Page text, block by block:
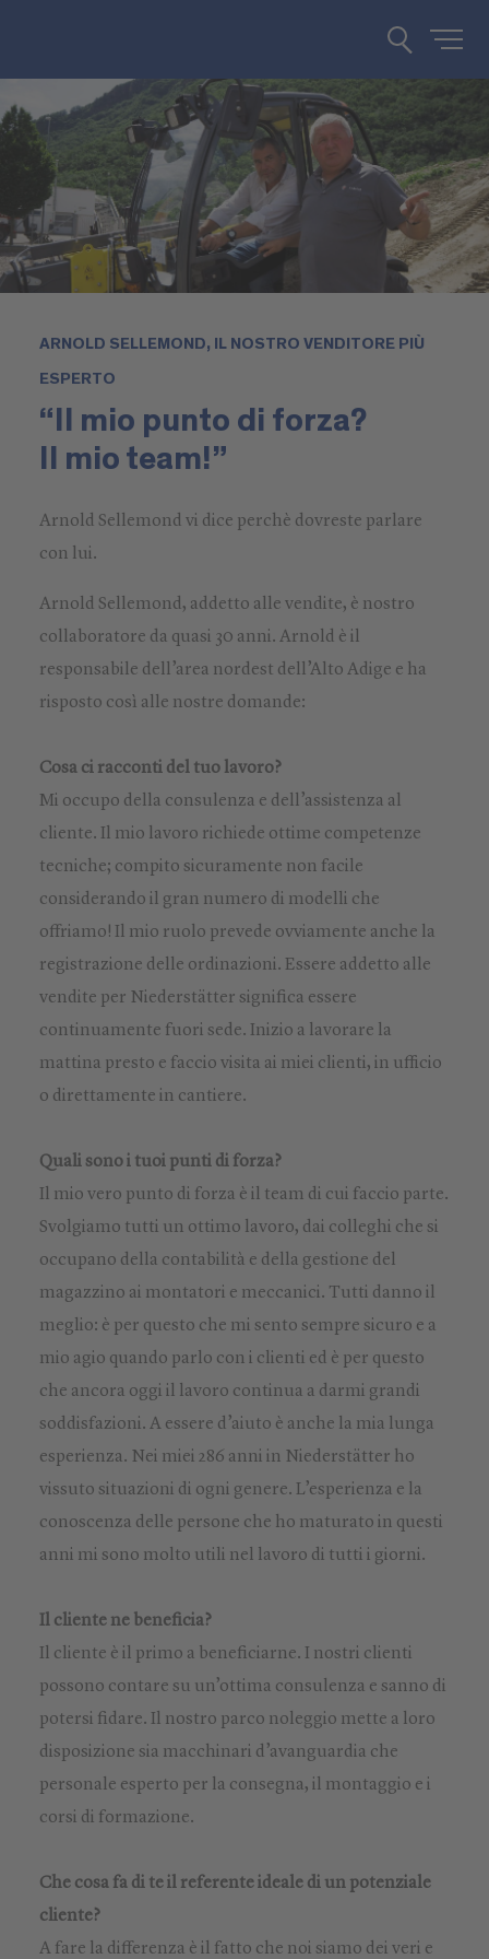
ARNOLD SELLEMOND, IL NOSTRO VENDITORE PIÙ
ESPERTO
“Il mio punto di forza?
Il mio team!”
Arnold Sellemond vi dice perchè dovreste parlare
con lui.
Arnold Sellemond, addetto alle vendite, è nostro
collaboratore da quasi 30 anni. Arnold è il
responsabile dell’area nordest dell’Alto Adige e ha
risposto così alle nostre domande:
Cosa ci racconti del tuo lavoro?
Mi occupo della consulenza e dell’assistenza al
cliente. Il mio lavoro richiede ottime competenze
tecniche; compito sicuramente non facile
considerando il gran numero di modelli che
offriamo! Il mio ruolo prevede ovviamente anche la
registrazione delle ordinazioni. Essere addetto alle
vendite per Niederstätter significa essere
continuamente fuori sede. Inizio a lavorare la
mattina presto e faccio visita ai miei clienti, in ufficio
o direttamente in cantiere.
Quali sono i tuoi punti di forza?
Il mio vero punto di forza è il team di cui faccio parte.
Svolgiamo tutti un ottimo lavoro, dai colleghi che si
occupano della contabilità e della gestione del
magazzino ai montatori e meccanici. Tutti danno il
meglio: è per questo che mi sento sempre sicuro e a
mio agio quando parlo con i clienti ed è per questo
che ancora oggi il lavoro continua a darmi grandi
soddisfazioni. A essere d’aiuto è anche la mia lunga
esperienza. Nei miei 286 anni in Niederstätter ho
vissuto situazioni di ogni genere. L’esperienza e la
conoscenza delle persone che ho maturato in questi
anni mi sono molto utili nel lavoro di tutti i giorni.
Il cliente ne beneficia?
Il cliente è il primo a beneficiarne. I nostri clienti
possono contare su un’ottima consulenza e sanno di
potersi fidare. Il nostro parco noleggio mette a loro
disposizione sia macchinari d’avanguardia che
personale esperto per la consegna, il montaggio e i
corsi di formazione.
Che cosa fa di te il referente ideale di un potenziale
cliente?
A fare la differenza è il fatto che noi siamo dei veri e